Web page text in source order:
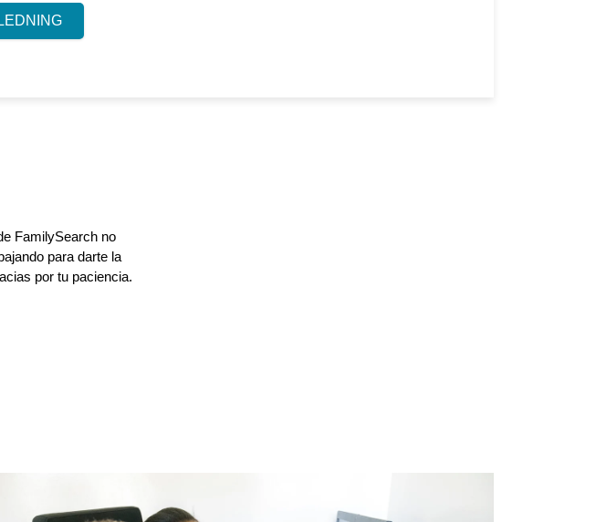
FamilySearch no
para darte la
por tu paciencia.